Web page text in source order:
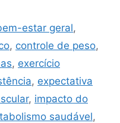
estar geral,
, controle de peso,
, exercício
, expectativa
, impacto do
saudável,